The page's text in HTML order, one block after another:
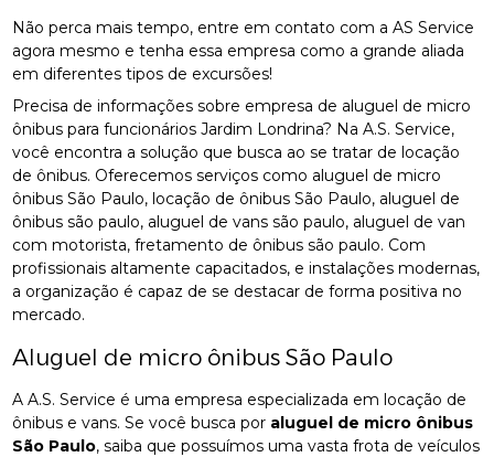
Não perca mais tempo, entre em contato com a AS Service
agora mesmo e tenha essa empresa como a grande aliada
em diferentes tipos de excursões!
Precisa de informações sobre empresa de aluguel de micro
ônibus para funcionários Jardim Londrina? Na A.S. Service,
você encontra a solução que busca ao se tratar de locação
de ônibus. Oferecemos serviços como aluguel de micro
ônibus São Paulo, locação de ônibus São Paulo, aluguel de
ônibus são paulo, aluguel de vans são paulo, aluguel de van
com motorista, fretamento de ônibus são paulo. Com
profissionais altamente capacitados, e instalações modernas,
a organização é capaz de se destacar de forma positiva no
mercado.
Aluguel de micro ônibus São Paulo
A A.S. Service é uma empresa especializada em locação de
ônibus e vans. Se você busca por aluguel de micro ônibus
São Paulo, saiba que possuímos uma vasta frota de veículos